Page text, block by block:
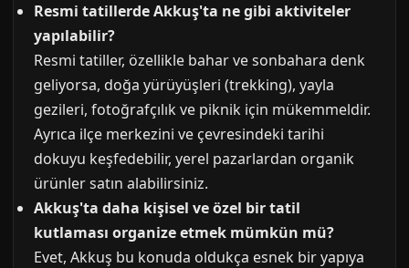
Resmi tatillerde Akkuş'ta ne gibi aktiviteler
yapılabilir?
Resmi tatiller, özellikle bahar ve sonbahara denk
geliyorsa, doğa yürüyüşleri (trekking), yayla
gezileri, fotoğrafçılık ve piknik için mükemmeldir.
Ayrıca ilçe merkezini ve çevresindeki tarihi
dokuyu keşfedebilir, yerel pazarlardan organik
ürünler satın alabilirsiniz.
Akkuş'ta daha kişisel ve özel bir tatil
kutlaması organize etmek mümkün mü?
Evet, Akkuş bu konuda oldukça esnek bir yapıya